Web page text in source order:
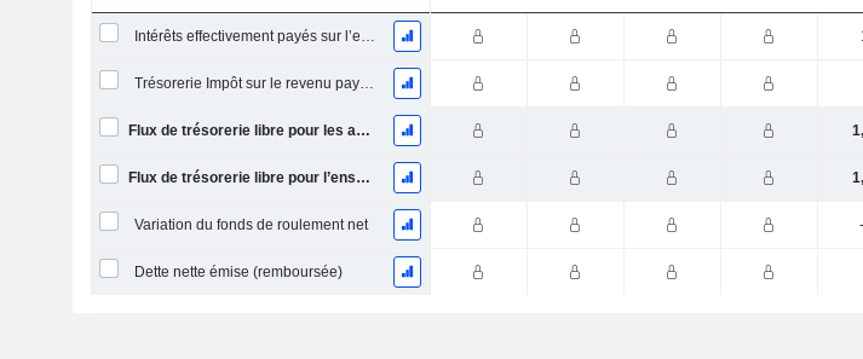
Intérêts effectivement payés sur l’exercice
Trésorerie Impôt sur le revenu payé (remboursement)Impôt effectivement payé (remboursé) sur l’exercice
Flux de trésorerie libre pour les actionnaires FCFE
Flux de trésorerie libre pour l’ensemble des pourvoyeurs de fonds (créanciers et actionnaires) FCFF
Variation du fonds de roulement net
Dette nette émise (remboursée)